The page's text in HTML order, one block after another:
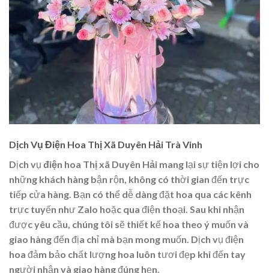
Dịch Vụ Điện Hoa Thị Xã Duyên Hải Trà Vinh
Dịch vụ điện hoa Thị xã Duyên Hải mang lại sự tiện lợi cho
những khách hàng bận rộn, không có thời gian đến trực
tiếp cửa hàng. Bạn có thể dễ dàng đặt hoa qua các kênh
trực tuyến như Zalo hoặc qua điện thoại. Sau khi nhận
được yêu cầu, chúng tôi sẽ thiết kế hoa theo ý muốn và
giao hàng đến địa chỉ mà bạn mong muốn. Dịch vụ điện
hoa đảm bảo chất lượng hoa luôn tươi đẹp khi đến tay
người nhận và giao hàng đúng hẹn.